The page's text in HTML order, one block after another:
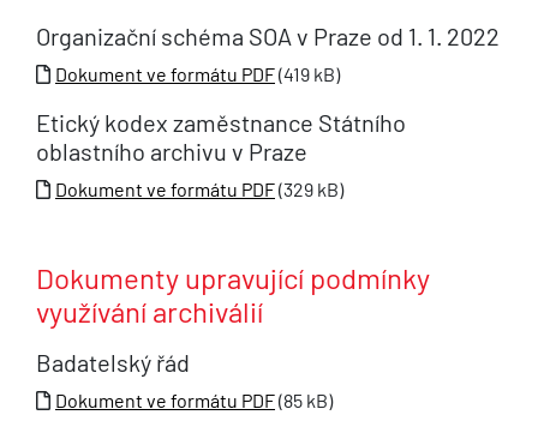
Organizační schéma SOA v Praze od 1. 1. 2022
Dokument ve formátu PDF(419 kB)
Etický kodex zaměstnance Státního
oblastního archivu v Praze
Dokument ve formátu PDF(329 kB)
Dokumenty upravující podmínky
využívání archiválií
Badatelský řád
Dokument ve formátu PDF(85 kB)